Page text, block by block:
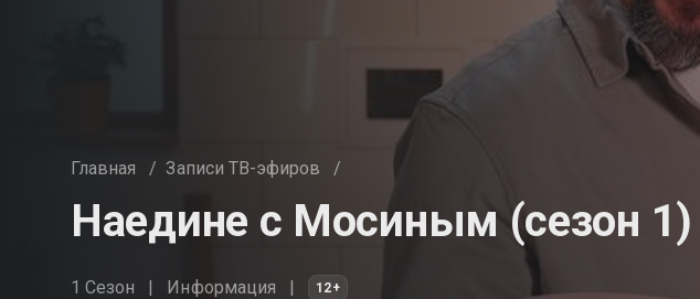
Главная / Записи ТВ-эфиров /
Наедине с Мосиным (сезон 1)
1 Сезон Информация 12+